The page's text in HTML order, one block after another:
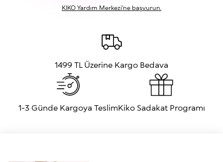
KIKO Yardım Merkezi'ne başvurun.
1499 TL Üzerine Kargo Bedava
1-3 Günde Kargoya TeslimKiko Sadakat Programı